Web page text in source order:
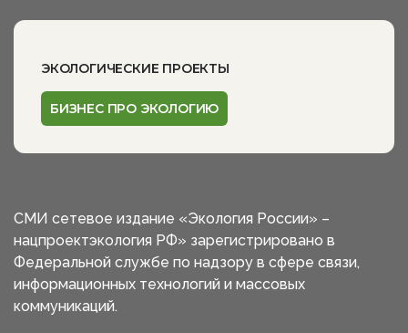
ЭКОЛОГИЧЕСКИЕ ПРОЕКТЫ
БИЗНЕС ПРО ЭКОЛОГИЮ
СМИ сетевое издание «Экология России» –
нацпроектэкология РФ» зарегистрировано в
Федеральной службе по надзору в сфере связи,
информационных технологий и массовых
коммуникаций.